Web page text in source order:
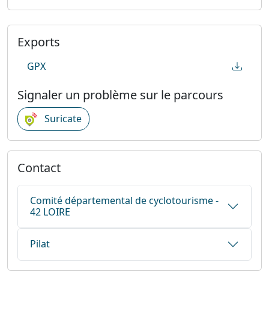
Exports
GPX
Signaler un problème sur le parcours
Suricate
Contact
Comité départemental de cyclotourisme -
42 LOIRE
Pilat